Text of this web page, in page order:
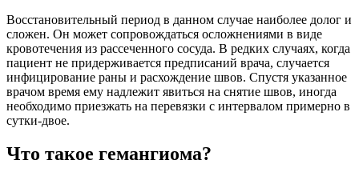
Восстановительный период в данном случае наиболее долог и
сложен. Он может сопровождаться осложнениями в виде
кровотечения из рассеченного сосуда. В редких случаях, когда
пациент не придерживается предписаний врача, случается
инфицирование раны и расхождение швов. Спустя указанное
врачом время ему надлежит явиться на снятие швов, иногда
необходимо приезжать на перевязки с интервалом примерно в
сутки-двое.
Что такое гемангиома?